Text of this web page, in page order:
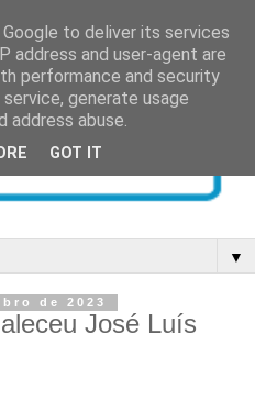
▼
de 2023
José Luís
to deliver its services
address and user-agent are
performance and security
generate usage
abuse.
GOT IT